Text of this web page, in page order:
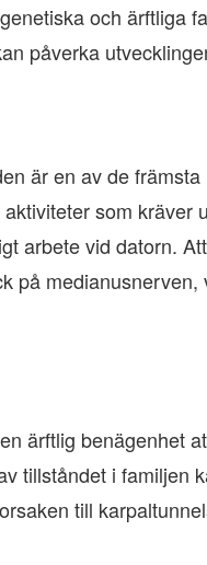
och ärftliga
påverka
är en av de
som kräver
arbete vid datorn.
på
ärftlig benägenhet
tillståndet i familjen
till